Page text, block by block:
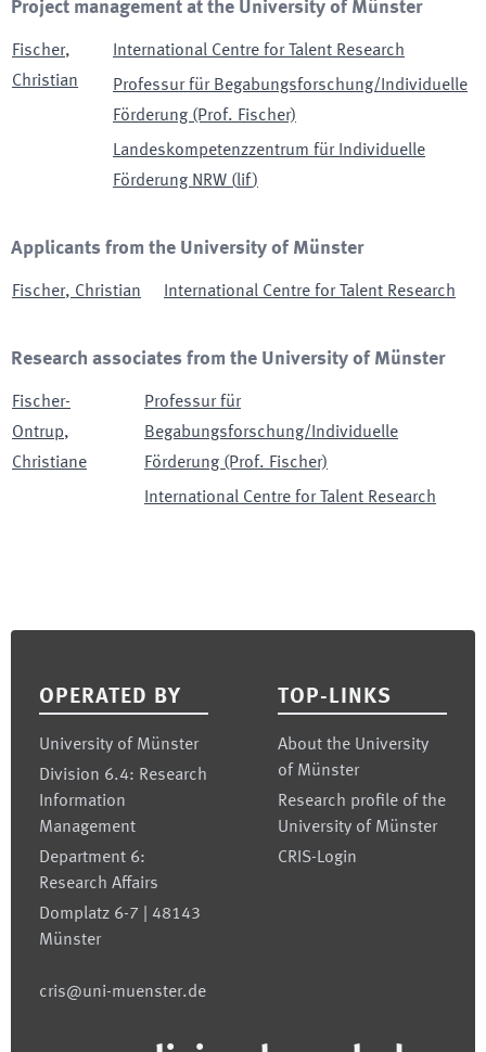
Project management at the University of Münster
Fischer,
Christian
International Centre for Talent Research
Professur für Begabungsforschung/Individuelle
Förderung (Prof. Fischer)
Landeskompetenzzentrum für Individuelle
Förderung NRW (lif)
Applicants from the University of Münster
Fischer, Christian International Centre for Talent Research
Research associates from the University of Münster
Fischer-
Ontrup,
Christiane
Professur für
Begabungsforschung/Individuelle
Förderung (Prof. Fischer)
International Centre for Talent Research
OPERATED BY
University of Münster
Division 6.4: Research
Information
Management
Department 6:
Research Affairs
Domplatz 6-7 | 48143
Münster
cris@uni-muenster.de
TOP-LINKS
About the University
of Münster
Research profile of the
University of Münster
CRIS-Login